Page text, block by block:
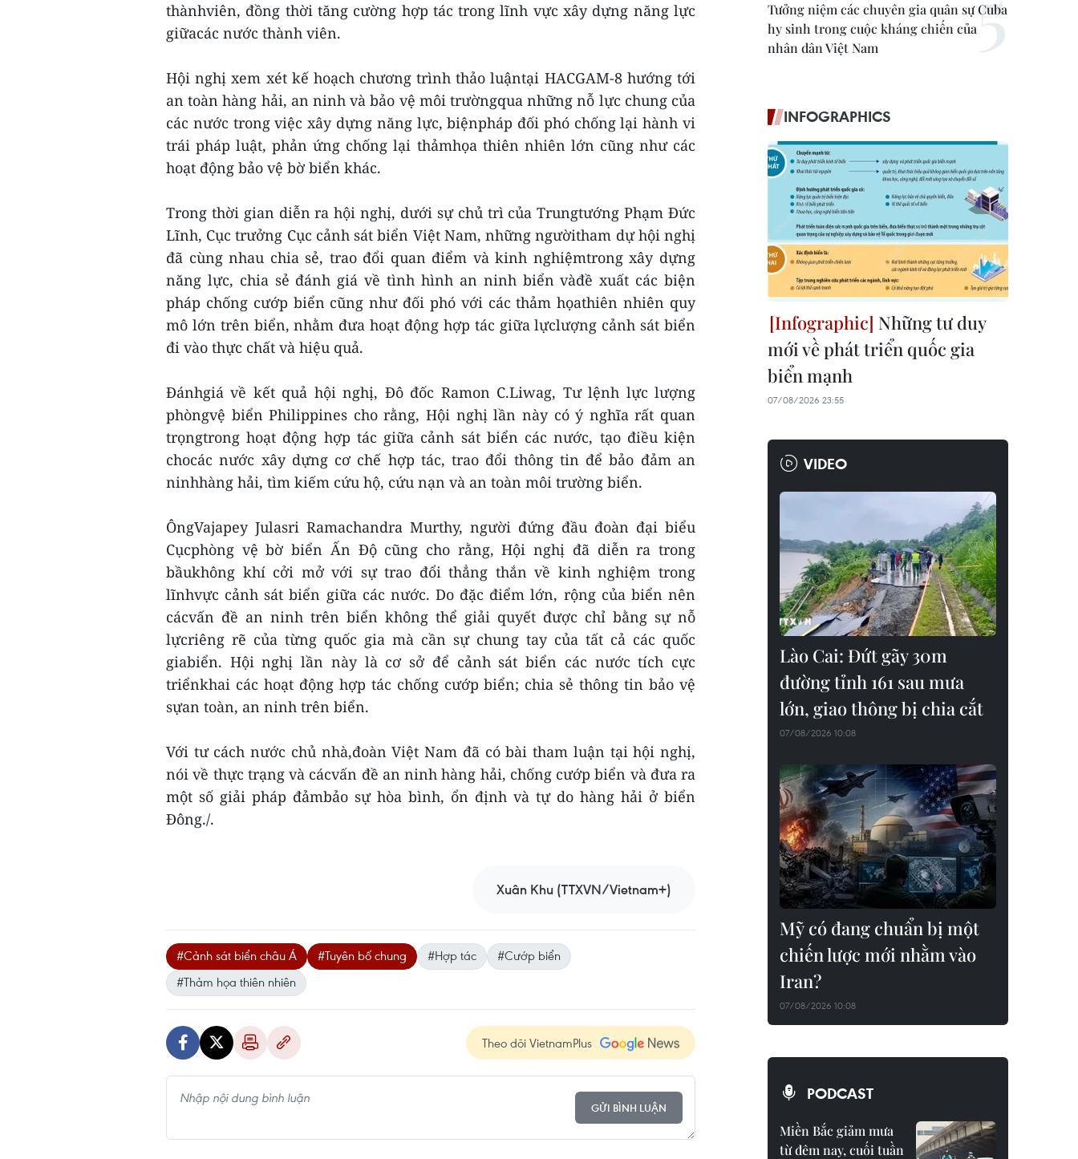
thànhviên, đồng thời tăng cường hợp tác trong lĩnh vực xây dựng năng lực
giữacác nước thành viên.
Hội nghị xem xét kế hoạch chương trình thảo luậntại HACGAM-8 hướng tới
an toàn hàng hải, an ninh và bảo vệ môi trườngqua những nỗ lực chung của
các nước trong việc xây dựng năng lực, biệnpháp đối phó chống lại hành vi
trái pháp luật, phản ứng chống lại thảmhọa thiên nhiên lớn cũng như các
hoạt động bảo vệ bờ biển khác.
Trong thời gian diễn ra hội nghị, dưới sự chủ trì của Trungtướng Phạm Đức
Lĩnh, Cục trưởng Cục cảnh sát biển Việt Nam, những ngườitham dự hội nghị
đã cùng nhau chia sẻ, trao đổi quan điểm và kinh nghiệmtrong xây dựng
năng lực, chia sẻ đánh giá về tình hình an ninh biển vàđề xuất các biện
pháp chống cướp biển cũng như đối phó với các thảm họathiên nhiên quy
mô lớn trên biển, nhằm đưa hoạt động hợp tác giữa lựclượng cảnh sát biển
đi vào thực chất và hiệu quả.
Đánhgiá về kết quả hội nghị, Đô đốc Ramon C.Liwag, Tư lệnh lực lượng
phòngvệ biển Philippines cho rằng, Hội nghị lần này có ý nghĩa rất quan
trọngtrong hoạt động hợp tác giữa cảnh sát biển các nước, tạo điều kiện
chocác nước xây dựng cơ chế hợp tác, trao đổi thông tin để bảo đảm an
ninhhàng hải, tìm kiếm cứu hộ, cứu nạn và an toàn môi trường biển.
ÔngVajapey Julasri Ramachandra Murthy, người đứng đầu đoàn đại biểu
Cụcphòng vệ bờ biển Ấn Độ cũng cho rằng, Hội nghị đã diễn ra trong
bầukhông khí cởi mở với sự trao đổi thẳng thắn về kinh nghiệm trong
lĩnhvực cảnh sát biển giữa các nước. Do đặc điểm lớn, rộng của biển nên
cácvấn đề an ninh trên biển không thể giải quyết được chỉ bằng sự nỗ
lựcriêng rẽ của từng quốc gia mà cần sự chung tay của tất cả các quốc
giabiển. Hội nghị lần này là cơ sở để cảnh sát biển các nước tích cực
triểnkhai các hoạt động hợp tác chống cướp biển; chia sẻ thông tin bảo vệ
sựan toàn, an ninh trên biển.
Với tư cách nước chủ nhà,đoàn Việt Nam đã có bài tham luận tại hội nghị,
nói về thực trạng và cácvấn đề an ninh hàng hải, chống cướp biển và đưa ra
một số giải pháp đảmbảo sự hòa bình, ổn định và tự do hàng hải ở biển
Đông./.
Xuân Khu (TTXVN/Vietnam+)
#Cảnh sát biển châu Á #Tuyên bố chung #Hợp tác
#Cướp biển
#Thảm họa thiên nhiên
Theo dõi VietnamPlus
GỬI BÌNH LUẬN
Tưởng niệm các chuyên gia quân sự Cuba
hy sinh trong cuộc kháng chiến của
nhân dân Việt Nam
INFOGRAPHICS
Những tư duy
mới về phát triển quốc gia
biển mạnh
07/08/2026 23:55
VIDEO
Lào Cai: Đứt gãy 30m
đường tỉnh 161 sau mưa
lớn, giao thông bị chia cắt
07/08/2026 10:08
Mỹ có đang chuẩn bị một
chiến lược mới nhằm vào
Iran?
07/08/2026 10:08
PODCAST
Miền Bắc giảm mưa
từ đêm nay, cuối tuần